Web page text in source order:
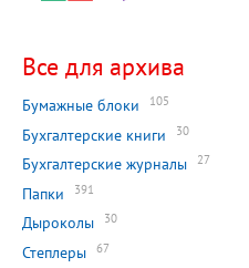
Все для архива
Бумажные блоки 105
Бухгалтерские книги 30
Бухгалтерские журналы 27
Папки 391
Дыроколы 30
Степлеры 67